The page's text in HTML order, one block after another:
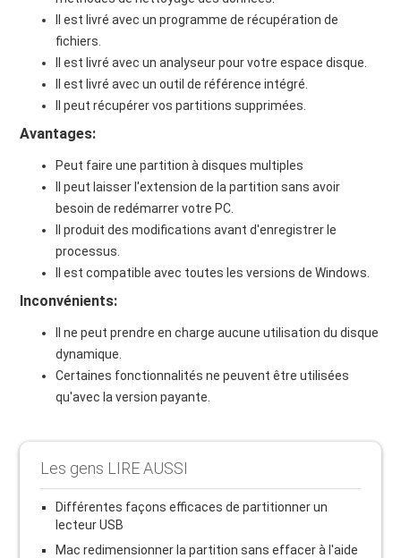
Il est livré avec un programme de récupération de
fichiers.
Il est livré avec un analyseur pour votre espace disque.
Il est livré avec un outil de référence intégré.
Il peut récupérer vos partitions supprimées.
Avantages:
Peut faire une partition à disques multiples
Il peut laisser l'extension de la partition sans avoir
besoin de redémarrer votre PC.
Il produit des modifications avant d'enregistrer le
processus.
Il est compatible avec toutes les versions de Windows.
Inconvénients:
Il ne peut prendre en charge aucune utilisation du disque
dynamique.
Certaines fonctionnalités ne peuvent être utilisées
qu'avec la version payante.
Les gens LIRE AUSSI
Différentes façons efficaces de partitionner un
lecteur USB
Mac redimensionner la partition sans effacer à l'aide